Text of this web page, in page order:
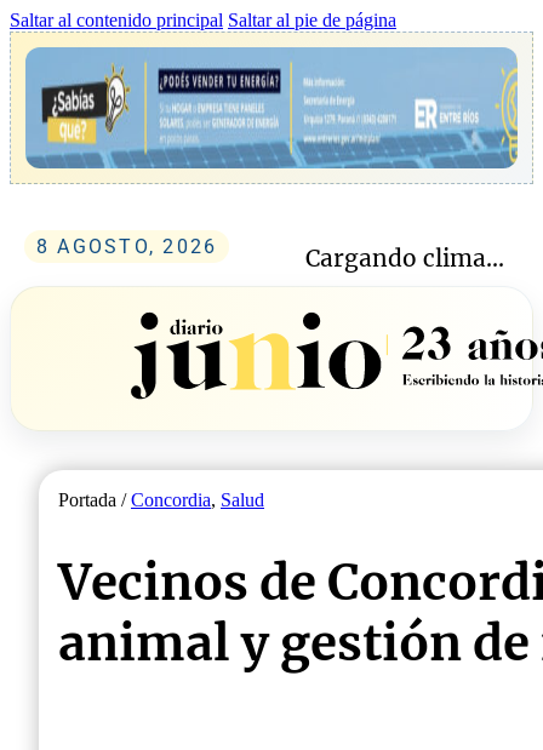
Saltar al contenido principal Saltar al pie de página
8 AGOSTO, 2026 Cargando clima...
Portada /Concordia, Salud
Vecinos de
animal y gestión